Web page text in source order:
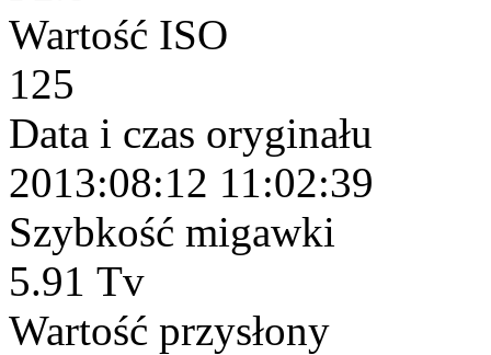
Wartość ISO
125
Data i czas oryginału
2013:08:12 11:02:39
Szybkość migawki
5.91 Tv
Wartość przysłony